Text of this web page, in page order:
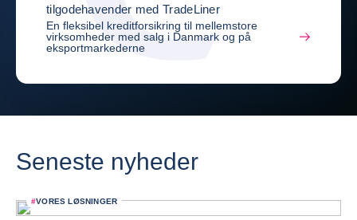
tilgodehavender med TradeLiner
En fleksibel kreditforsikring til mellemstore
virksomheder med salg i Danmark og på
eksportmarkederne
Seneste nyheder
#VORES LØSNINGER